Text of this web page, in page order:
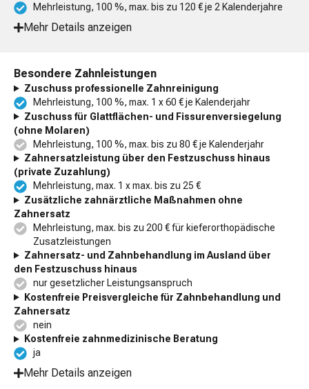
Mehrleistung, 100 %, max. bis zu 120 € je 2 Kalenderjahre
Mehr Details anzeigen
Besondere Zahnleistungen
Zuschuss professionelle Zahnreinigung
Mehrleistung, 100 %, max. 1 x 60 € je Kalenderjahr
Zuschuss für Glattflächen- und Fissurenversiegelung
(ohne Molaren)
Mehrleistung, 100 %, max. bis zu 80 € je Kalenderjahr
Zahnersatzleistung über den Festzuschuss hinaus
(private Zuzahlung)
Mehrleistung, max. 1 x max. bis zu 25 €
Zusätzliche zahnärztliche Maßnahmen ohne
Zahnersatz
Mehrleistung, max. bis zu 200 € für kieferorthopädische
Zusatzleistungen
Zahnersatz- und Zahnbehandlung im Ausland über
den Festzuschuss hinaus
nur gesetzlicher Leistungsanspruch
Kostenfreie Preisvergleiche für Zahnbehandlung und
Zahnersatz
nein
Kostenfreie zahnmedizinische Beratung
ja
Mehr Details anzeigen